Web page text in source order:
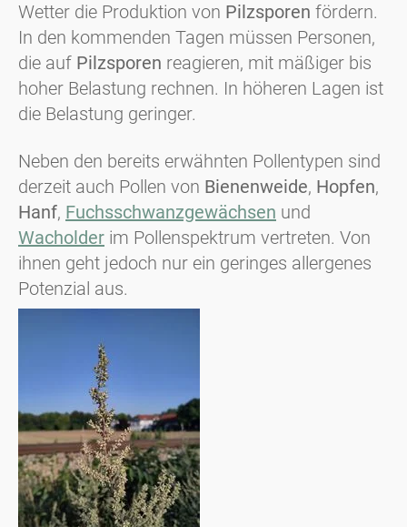
Wetter die Produktion von Pilzsporen fördern.
In den kommenden Tagen müssen Personen,
die auf Pilzsporen reagieren, mit mäßiger bis
hoher Belastung rechnen. In höheren Lagen ist
die Belastung geringer.
Neben den bereits erwähnten Pollentypen sind
derzeit auch Pollen von Bienenweide, Hopfen,
Hanf, Fuchsschwanzgewächsen und
Wacholder im Pollenspektrum vertreten. Von
ihnen geht jedoch nur ein geringes allergenes
Potenzial aus.